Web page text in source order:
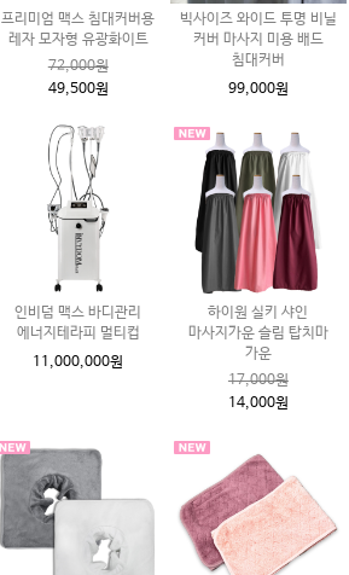
프리미엄 맥스 침대커버용
레자 모자형 유광화이트
72,000원
49,500원
빅사이즈 와이드 투명 비닐
커버 마사지 미용 배드
침대커버
99,000원
인비덤 맥스 바디관리
에너지테라피 멀티컵
11,000,000원
하이원 실키 샤인
마사지가운 슬림 탑치마
가운
17,000원
14,000원